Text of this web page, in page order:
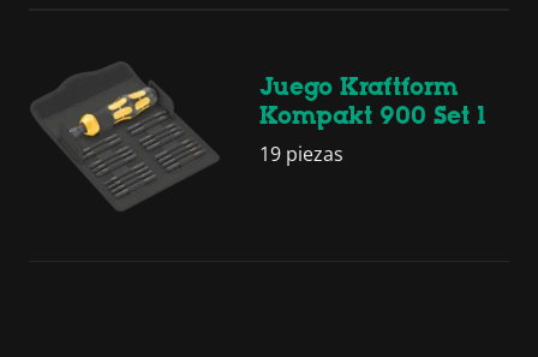
Juego Kraftform
Kompakt 900 Set 1
19 piezas